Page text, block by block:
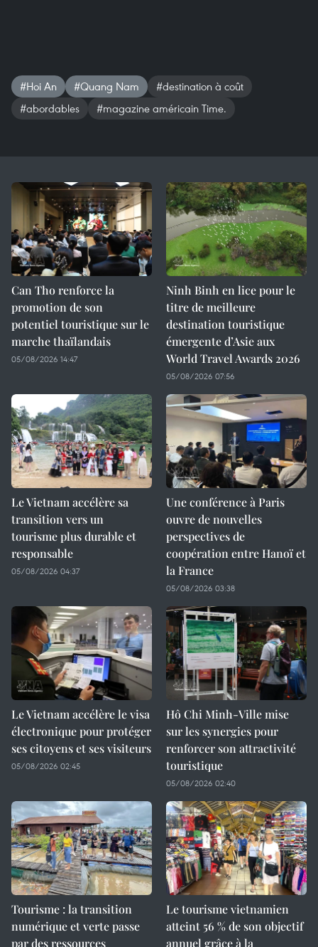
#Hoi An #Quang Nam
#destination à coût
#abordables
#magazine américain Time.
Can Tho renforce la
promotion de son
potentiel touristique sur le
marche thaïlandais
05/08/2026 14:47
Ninh Binh en lice pour le
titre de meilleure
destination touristique
émergente d’Asie aux
World Travel Awards 2026
05/08/2026 07:56
Le Vietnam accélère sa
transition vers un
tourisme plus durable et
responsable
05/08/2026 04:37
Une conférence à Paris
ouvre de nouvelles
perspectives de
coopération entre Hanoï et
la France
05/08/2026 03:38
Le Vietnam accélère le visa
électronique pour protéger
ses citoyens et ses visiteurs
05/08/2026 02:45
Hô Chi Minh-Ville mise
sur les synergies pour
renforcer son attractivité
touristique
05/08/2026 02:40
Tourisme : la transition
numérique et verte passe
par des ressources
Le tourisme vietnamien
atteint 56 % de son objectif
annuel grâce à la